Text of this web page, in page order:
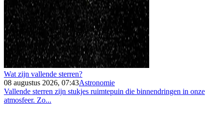
Wat zijn vallende sterren?
08 augustus 2026, 07:43Astronomie
Vallende sterren zijn stukjes ruimtepuin die binnendringen in onze
atmosfeer. Zo...